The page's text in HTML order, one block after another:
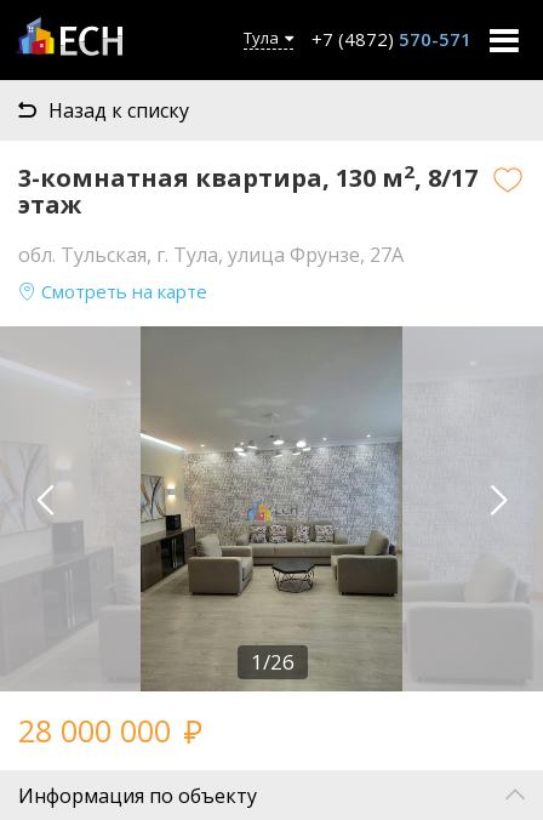
Тула +7 (4872) 570-571
Назад к списку
3-комнатная квартира, 130 м2, 8/17
этаж
обл. Тульская, г. Тула, улица Фрунзе, 27А
Смотреть на карте
1/26
28 000 000
Информация по объекту